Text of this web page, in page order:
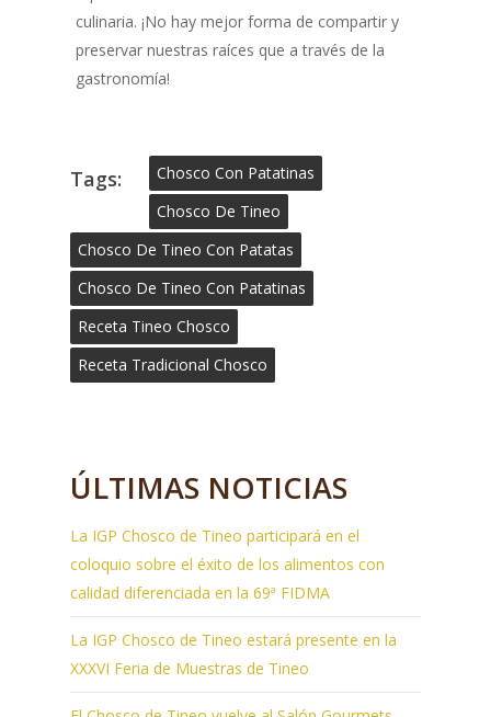
culinaria. ¡No hay mejor forma de compartir y
preservar nuestras raíces que a través de la
gastronomía!
Tags:
Chosco Con Patatinas
Chosco De Tineo
Chosco De Tineo Con Patatas
Chosco De Tineo Con Patatinas
Receta Tineo Chosco
Receta Tradicional Chosco
ÚLTIMAS NOTICIAS
La IGP Chosco de Tineo participará en el
coloquio sobre el éxito de los alimentos con
calidad diferenciada en la 69ª FIDMA
La IGP Chosco de Tineo estará presente en la
XXXVI Feria de Muestras de Tineo